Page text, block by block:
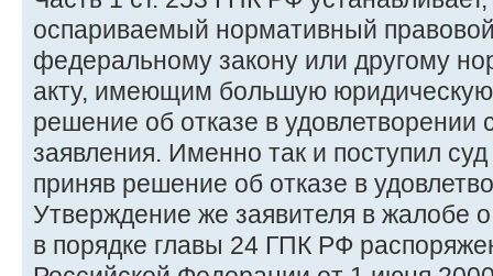
оспариваемый нормативный
федеральному закону или другому
акту, имеющим большую
решение об отказе в удовлетворении
заявления. Именно так и поступил
приняв решение об отказе в
Утверждение же заявителя в жалобе
в порядке главы 24 ГПК РФ